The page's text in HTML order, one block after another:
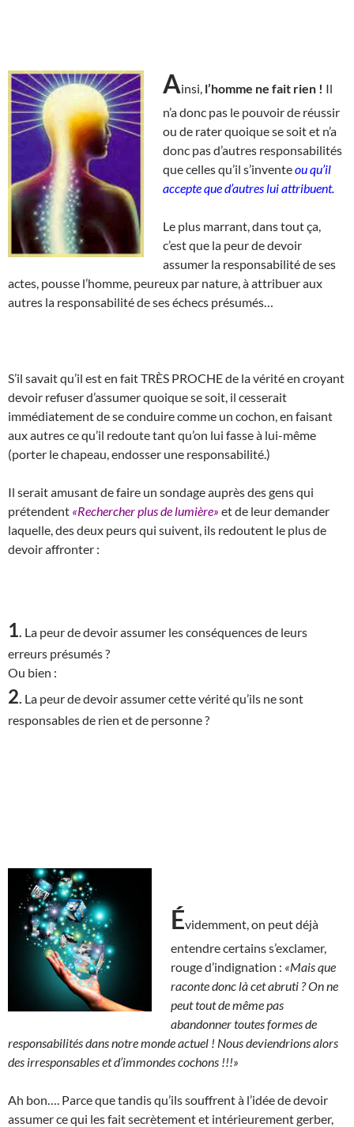
Ainsi, l’homme ne fait rien ! Il
n’a donc pas le pouvoir de réussir
ou de rater quoique se soit et n’a
donc pas d’autres responsabilités
que celles qu’il s’inventeou qu’il
accepte que d’autres lui attribuent.
Le plus marrant, dans tout ça,
c’est que la peur de devoir
assumer la responsabilité de ses
actes, pousse l’homme, peureux par nature, à attribuer aux
autres la responsabilité de ses échecs présumés…
S’il savait qu’il est en fait TRÈS PROCHE de la vérité en croyant
devoir refuser d’assumer quoique se soit, il cesserait
immédiatement de se conduire comme un cochon, en faisant
aux autres ce qu’il redoute tant qu’on lui fasse à lui-même
(porter le chapeau, endosser une responsabilité.)
Il serait amusant de faire un sondage auprès des gens qui
prétendent «Rechercher plus de lumière» et de leur demander
laquelle, des deux peurs qui suivent, ils redoutent le plus de
devoir affronter :
1 La peur de devoir assumer les conséquences de leurs
erreurs présumés ?
Ou bien :
2 La peur de devoir assumer cette vérité qu’ils ne sont
responsables de rien et de personne ?
Évidemment, on peut déjà
entendre certains s’exclamer,
rouge d’indignation : «Mais que
raconte donc là cet abruti ?On ne
peut tout de même pas
abandonner toutes formes de
responsabilités dans notre monde actuel ! Nous deviendrions alors
des irresponsables et d’immondes cochons !!!»
Ah bon…. Parce que tandis qu’ils souffrent à l’idée de devoir
assumer ce qui les fait secrètement et intérieurement gerber,